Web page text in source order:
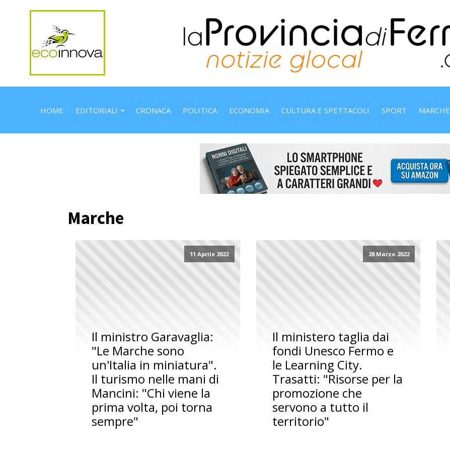
HOME EDITORIALI CRONACA POLITICA ECONOMIA CULTURA E SPETTACOLI SPORT MARCHE
Marche
11 Aprile 2022
Il ministro Garavaglia:
"Le Marche sono
un'Italia in miniatura".
Il turismo nelle mani di
Mancini: "Chi viene la
prima volta, poi torna
sempre"
28 Marzo 2022
Il ministero taglia dai
fondi Unesco Fermo e
le Learning City.
Trasatti: "Risorse per la
promozione che
servono a tutto il
territorio"